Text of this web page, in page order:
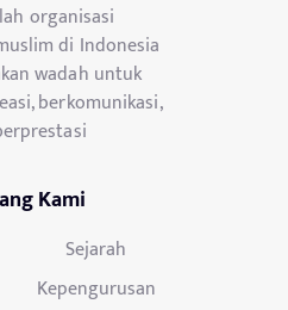
organisasi
di Indonesia
wadah untuk
berkomunikasi,
Kami
Sejarah
Kepengurusan